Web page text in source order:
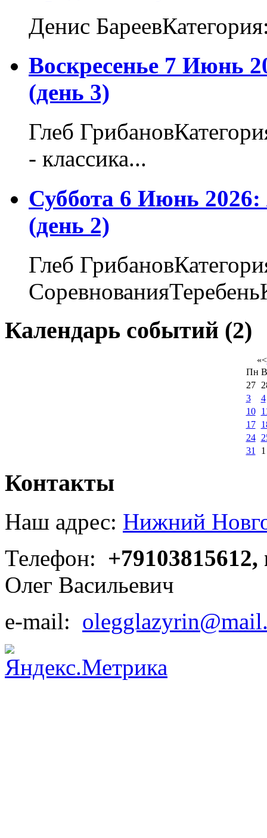
Денис
Воскресенье 7 Июнь
(день 3)
Глеб
- классика...
Суббота 6 Июнь
(день 2)
Глеб
Календарь событий (2)
«<
Пн
27
3
4
10
17
24
31
1
Контакты
Наш адрес: Нижний
Телефон:
Олег Васильевич
e-mail: